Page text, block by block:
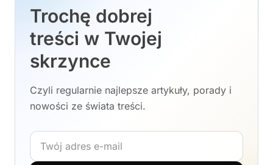
Trochę dobrej
treści w Twojej
skrzynce
Czyli regularnie najlepsze artykuły, porady i
nowości ze świata treści.
Adres e-mail